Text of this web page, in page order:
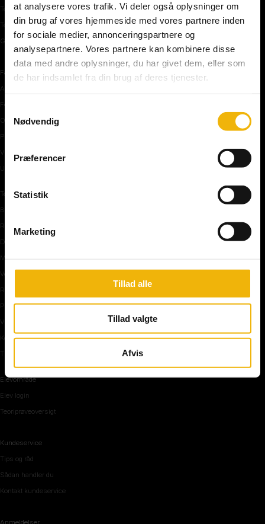
at analysere vores trafik. Vi deler også oplysninger om
din brug af vores hjemmeside med vores partnere inden
for sociale medier, annonceringspartnere og
analysepartnere. Vores partnere kan kombinere disse
data med andre oplysninger, du har givet dem, eller som
de har indsamlet fra din brug af deres tjenester.
Nødvendig
Præferencer
Statistik
Marketing
Tillad alle
Tillad valgte
Afvis
Teoriprøver oversigt
Teoriprøver – pakker/priser
Generhvervelse af kørekort
Færdselstavler
Advarselstavler
Forbudstavler
Oplysningstavler
Påbudstavler
Vigepligtstavler
Undertavler
Teoriundervisning
Bilens teknik
Risikoforhold
De første manøvre på vej
Manøvre på vej
Vejkryds
Rundkørsel og motorvej
Parkering, mørke og tunnel
Vi mennesker
Køreteknik
Tips og råd inden teoriprøven
Elevområde
Elev login
Teoriprøveoversigt
Kundeservice
Tips og råd
Sådan handler du
Kontakt kundeservice
Anmeldelser